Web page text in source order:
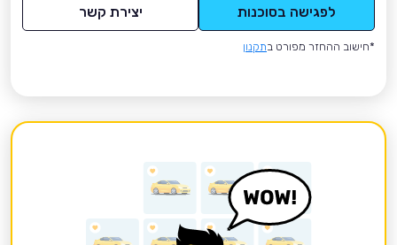
לפגישה בסוכנות יצירת קשר
*חישוב ההחזר מפורט בתקנון